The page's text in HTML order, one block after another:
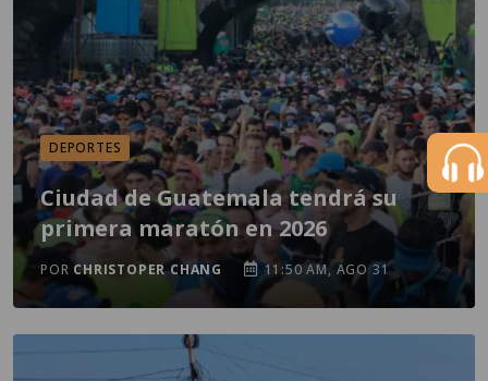
DEPORTES
Ciudad de Guatemala tendrá su
primera maratón en 2026
POR CHRISTOPER CHANG 11:50 AM, AGO 31